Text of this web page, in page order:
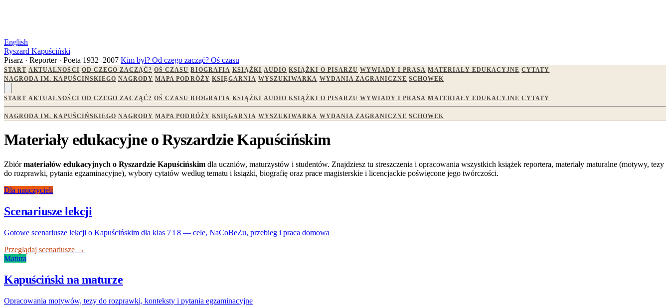
English
Ryszard Kapuściński
Pisarz · Reporter · Poeta 1932–2007 Kim był? Od czego zacząć? Oś czasu
START AKTUALNOŚCI OD CZEGO ZACZĄĆ? OŚ CZASU BIOGRAFIA KSIĄŻKI AUDIO KSIĄŻKI O PISARZU WYWIADY I PRASA MATERIAŁY EDUKACYJNE CYTATY
NAGRODA IM. KAPUŚCIŃSKIEGO NAGRODY MAPA PODRÓŻY KSIĘGARNIA WYSZUKIWARKA WYDANIA ZAGRANICZNE SCHOWEK
START AKTUALNOŚCI OD CZEGO ZACZĄĆ? OŚ CZASU BIOGRAFIA KSIĄŻKI AUDIO KSIĄŻKI O PISARZU WYWIADY I PRASA MATERIAŁY EDUKACYJNE CYTATY
NAGRODA IM. KAPUŚCIŃSKIEGO NAGRODY MAPA PODRÓŻY KSIĘGARNIA WYSZUKIWARKA WYDANIA ZAGRANICZNE SCHOWEK
Materiały edukacyjne o Ryszardzie Kapuścińskim
Zbiórmateriałów edukacyjnych o Ryszardzie Kapuścińskim dla uczniów, maturzystów i studentów. Znajdziesz tu streszczenia i opracowania wszystkich książek reportera, materiały maturalne (motywy, tezy
do rozprawki, pytania egzaminacyjne), wybory cytatów według tematu i książki, biografię oraz prace magisterskie i licencjackie poświęcone jego twórczości.
Dla nauczycieli
Scenariusze lekcji
Gotowe scenariusze lekcji o Kapuścińskim dla klas 7 i 8 — cele, NaCoBeZu, przebieg i praca domowa
Przeglądaj scenariusze →
Matura
Kapuściński na maturze
Opracowania motywów, tezy do rozprawki, konteksty i pytania egzaminacyjne